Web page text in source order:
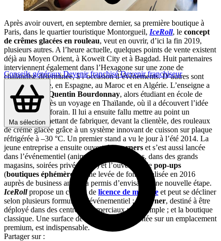
Conseils générauxDevenir franchiséDevenir franchiseur
Ma sélection
Après avoir ouvert, en septembre dernier, sa première boutique à
Paris, dans le quartier touristique Montorgueil, IceRoll, le concept
de crêmes glacées en rouleau, veut en ouvrir, d’ici la fin 2019,
plusieurs autres. A l’heure actuelle, quelques points de vente existent
déjà au Moyen Orient, à Koweït City et à Bagdad. Huit partenaires
interviennent également dans l’Hexagone sur une zone de
chalandise déterminée, à l’occasion d’événements. D’autres sont
actifs en Suisse, en Espagne, au Maroc et en Algérie. L’enseigne a
été lancée par
Quentin Bourdonnay, alors étudiant en école de
commerce, après un voyage en Thaïlande, où il a découvert l’idée
sur un marché forain. Il lui a ensuite fallu mettre au point un
prototype permettant de fabriquer, devant la clientèle, des rouleaux
de crème glacée grâce à un système innovant de cuisson sur plaque
réfrigérée à –30 °C. Un premier stand a vu le jour à l’été 2014. La
jeune entreprise a ensuite ouvert descorners et s’est aussi lancée
dans l’événementiel (animation lors de salons, dans des grands
magasins, soirées privées, etc.) et l’ouverture de pop-ups
(boutiques éphémères
). Une levée de fonds réalisée en 2016
auprès de business angels a permis d’envisager une nouvelle étape.
IceRoll propose un contrat de licence de marque et peut se décliner
selon plusieurs formules : l’événementiel ; le
corner, destiné à être
déployé dans des centres commerciaux par exemple ; et la boutique
classique. Une surface de 25 à 30 m², implantée sur un emplacement
premium, est indispensable.
Partager sur :